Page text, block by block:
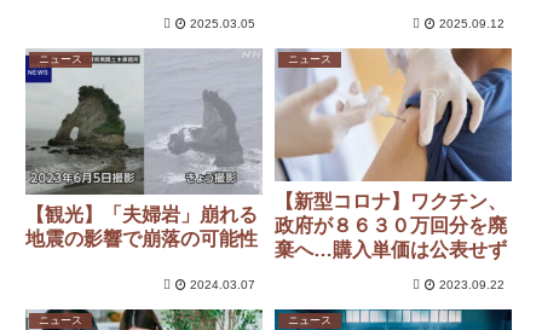
2025.03.05 2025.09.12
ニュース
【観光】「夫婦岩」崩れる
地震の影響で崩落の可能性
2024.03.07
ニュース
【新型コロナ】ワクチン、
政府が８６３０万回分を廃
棄へ…購入単価は公表せず
2023.09.22
ニュース ニュース